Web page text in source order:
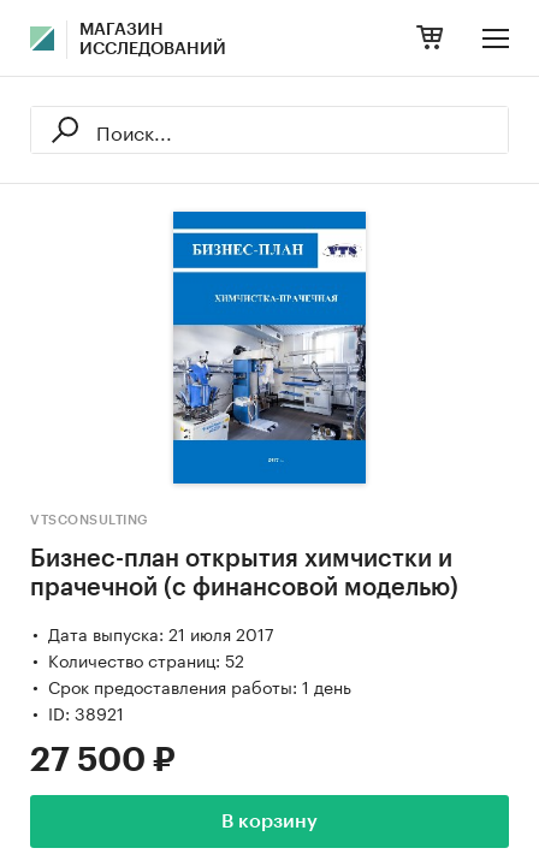
МАГАЗИН
ИССЛЕДОВАНИЙ
VTSCONSULTING
Бизнес-план открытия химчистки и
прачечной (с финансовой моделью)
Дата выпуска: 21 июля 2017
Количество страниц: 52
Срок предоставления работы: 1 день
ID: 38921
27 500 ₽
В корзину